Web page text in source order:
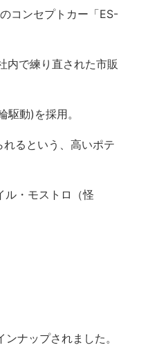
コンセプトカー「ES-
内で練り直された市販
動)を採用。
るという、高いポテ
ル・モストロ（怪
ナップされました。